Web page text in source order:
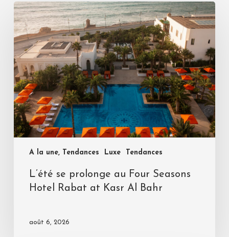
A la une, Tendances Luxe Tendances
L’été se prolonge au Four Seasons
Hotel Rabat at Kasr Al Bahr
août 6, 2026